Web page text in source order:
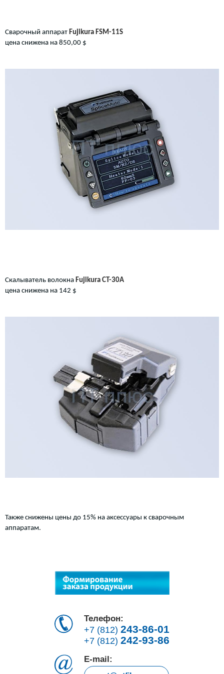
Телефон:
+7 (812)243-86-01
+7 (812)242-93-86
E-mail:
Сварочный аппарат Fujikura FSM-11S
цена снижена на 850,00 $
Скалыватель волокна Fujikura СТ-30A
цена снижена на 142 $
Также снижены цены до 15% на аксессуары к сварочным
аппаратам.